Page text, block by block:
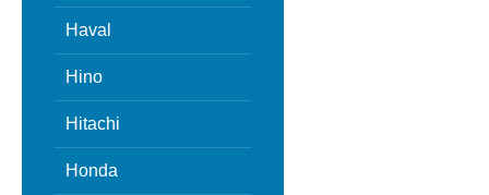
Haval
Hino
Hitachi
Honda